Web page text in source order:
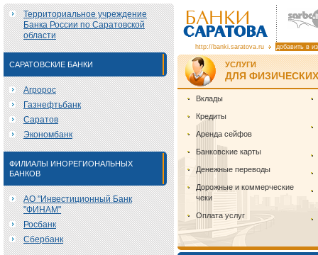
Территориальное учреждение
Банка России по Саратовской
области
САРАТОВСКИЕ БАНКИ
Агророс
Газнефтьбанк
Саратов
Экономбанк
ФИЛИАЛЫ ИНОРЕГИОНАЛЬНЫХ
БАНКОВ
АО "Инвестиционный Банк
"ФИНАМ"
Росбанк
Сбербанк
http://banki.saratova.ru добавить в
УСЛУГИ
ДЛЯ
Вклады
Кредиты
Аренда сейфов
Банковские карты
Денежные переводы
Дорожные и коммерческие
чеки
Оплата услуг